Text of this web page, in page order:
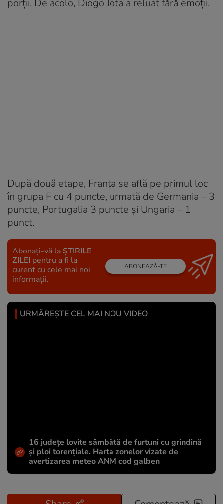
porții. De acolo, Diogo Jota a reluat fără emoții.
După două etape, Franța se află pe primul loc
în grupa F cu 4 puncte, urmată de Germania – 3
puncte, Portugalia 3 puncte și Ungaria – 1
punct.
Abonați-vă la ȘTIRILE
ZILEI pentru a fi la
curent cu cele mai noi
informații.
ABONEAZĂ-TE
URMĂREȘTE CEL MAI NOU VIDEO
16 județe lovite sâmbătă de furtuni cu grindină
și ploi torențiale. Harta zonelor vizate de
avertizarea meteo ANM cod galben